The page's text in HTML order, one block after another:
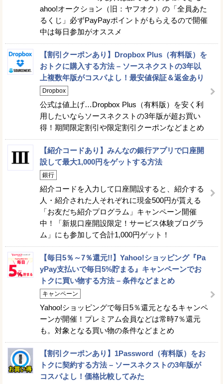
ahoo!オークション（旧：ヤフオク）の「全員あた
るくじ」必ずPayPayポイントがもらえるので開催
中は毎日参加がオススメ
【割引クーポンあり】Dropbox Plus（有料版）を
おトクに購入する方法 – ソースネクストの3年以
上複数年版がコスパよし！最安値保証＆返金あり
Dropbox
公式は値上げ…Dropbox Plus（有料版）を安く利
用したいならソースネクストの3年版が超お買い
得！期間限定割引や限定割引クーポンなどまとめ
【紹介コードあり】みんなの銀行アプリで口座開
設して最大1,000円をゲットする方法
銀行
紹介コードを入力して口座開設すると、紹介する
人・紹介された人それぞれに現金500円が貰える
「お友だち紹介プログラム」キャンペーン開催
中！「新規口座開設限定！サービス体験プログラ
ム」にも参加して合計1,000円ゲット！
【毎日5％～7％還元!!】Yahoo!ショッピング『Pa
yPay支払いで毎日5%貯まる』キャンペーンでお
トクに買い物する方法 – 条件などまとめ
キャンペーン
Yahoo!ショッピングで毎日5％還元となるキャンペ
ーンが開催！プレミアム会員などは常時7％還元
も。対象となる買い物の条件などまとめ
【割引クーポンあり】1Password（有料版）をお
トクに契約する方法 – ソースネクストの3年版が
コスパよし！価格比較してみた